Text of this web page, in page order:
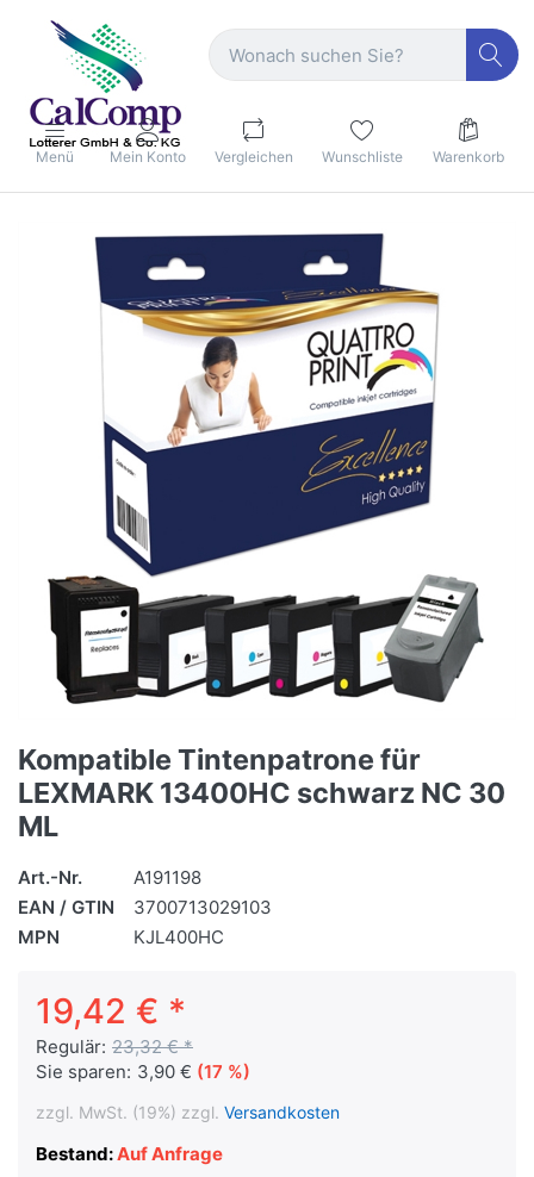
Menü Mein Konto Vergleichen Wunschliste Warenkorb
Kompatible Tintenpatrone für
LEXMARK 13400HC schwarz NC 30
ML
Art.-Nr.
A191198
EAN / GTIN
3700713029103
MPN
KJL400HC
19,42 € *
Regulär: 23,32 € *
Sie sparen: 3,90 € (17 %)
zzgl. MwSt. (19%) zzgl. Versandkosten
Bestand:Auf Anfrage